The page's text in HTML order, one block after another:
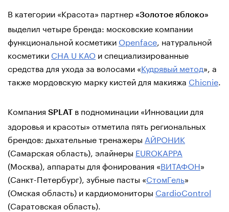
В категории «Красота» партнер «Золотое яблоко»
выделил четыре бренда: московские компании
функциональной косметики Openface , натуральной
косметики CHA U KAO и специализированные
средства для ухода за волосами «Кудрявый метод», а
также мордовскую марку кистей для макияжа Chicnie
Компания SPLAT в подноминации «Инновации для
здоровья и красоты» отметила пять региональных
брендов: дыхательные тренажеры АЙРОНИК
(Самарская область), элайнеры EUROKAPPA
(Москва), аппараты для фонирования «ВИТАФОН»
(Санкт-Петербург), зубные пасты «СтомГель»
(Омская область) и кардиомониторы CardioControl
(Саратовская область).